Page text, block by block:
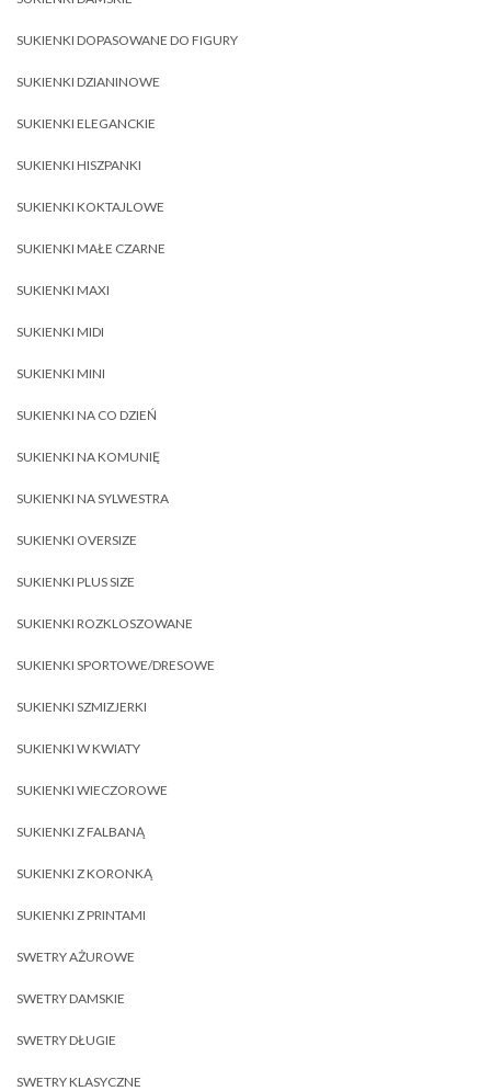
SUKIENKI DOPASOWANE DO FIGURY
SUKIENKI DZIANINOWE
SUKIENKI ELEGANCKIE
SUKIENKI HISZPANKI
SUKIENKI KOKTAJLOWE
SUKIENKI MAŁE CZARNE
SUKIENKI MAXI
SUKIENKI MIDI
SUKIENKI MINI
SUKIENKI NA CO DZIEŃ
SUKIENKI NA KOMUNIĘ
SUKIENKI NA SYLWESTRA
SUKIENKI OVERSIZE
SUKIENKI PLUS SIZE
SUKIENKI ROZKLOSZOWANE
SUKIENKI SPORTOWE/DRESOWE
SUKIENKI SZMIZJERKI
SUKIENKI W KWIATY
SUKIENKI WIECZOROWE
SUKIENKI Z FALBANĄ
SUKIENKI Z KORONKĄ
SUKIENKI Z PRINTAMI
SWETRY AŻUROWE
SWETRY DAMSKIE
SWETRY DŁUGIE
SWETRY KLASYCZNE